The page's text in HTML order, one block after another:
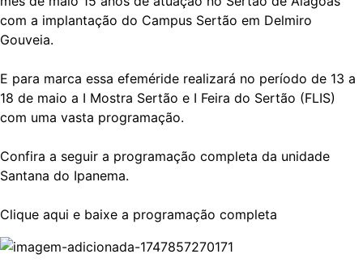
com a implantação do Campus Sertão em Delmiro
Gouveia.
E para marca essa efeméride realizará no período de 13 a
18 de maio a I Mostra Sertão e I Feira do Sertão (FLIS)
com uma vasta programação.
Confira a seguir a programação completa da unidade
Santana do Ipanema.
Clique aqui e baixe a programação completa